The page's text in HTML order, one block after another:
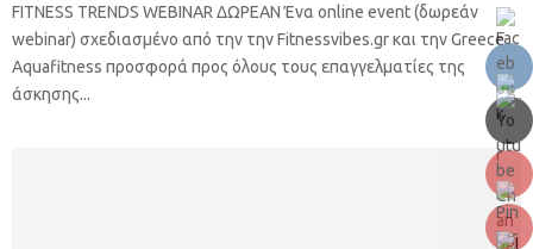
FITNESS TRENDS WEBINAR ΔΩΡΕΑΝ Ένα online event (δωρεάν
webinar) σχεδιασμένο από την την Fitnessvibes.gr και την Greece
Aquafitness προσφορά προς όλους τους επαγγελματίες της
άσκησης...